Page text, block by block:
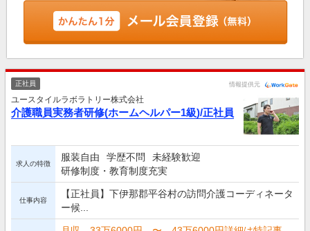
正社員 情報提供元
ユースタイルラボラトリー株式会社
介護職員実務者研修(ホームヘルパー1級)/正社員
求人の特徴
服装自由 学歴不問
未経験歓迎
研修制度・教育制度充実
仕事内容
【正社員】下伊那郡平谷村の訪問介護コーディネータ
ー候...